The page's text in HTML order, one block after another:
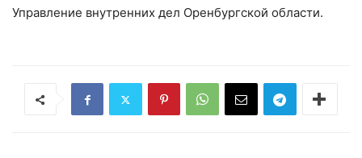
Управление внутренних дел Оренбургской области.